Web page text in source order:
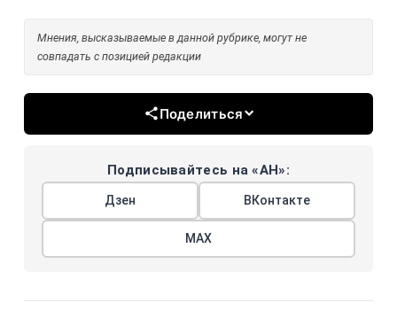
Мнения, высказываемые в данной рубрике, могут не
совпадать с позицией редакции
Поделиться
Подписывайтесь на «АН»:
Дзен ВКонтакте
МАХ